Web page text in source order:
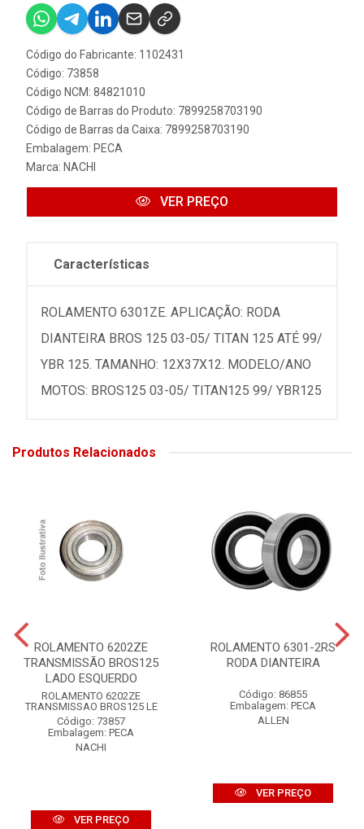
Código do Fabricante: 1102431
Código: 73858
Código NCM: 84821010
Código de Barras do Produto: 7899258703190
Código de Barras da Caixa: 7899258703190
Embalagem: PECA
Marca: NACHI
VER PREÇO
Características
ROLAMENTO 6301ZE. APLICAÇÃO: RODA
DIANTEIRA BROS 125 03-05/ TITAN 125 ATÉ 99/
YBR 125. TAMANHO: 12X37X12. MODELO/ANO
MOTOS: BROS125 03-05/ TITAN125 99/ YBR125
Produtos Relacionados
ROLAMENTO 6202ZE
TRANSMISSÃO BROS125
LADO ESQUERDO
ROLAMENTO 6202ZE
TRANSMISSAO BROS125 LE
Código: 73857
Embalagem: PECA
NACHI
VER PREÇO
ROLAMENTO 6301-2RS
RODA DIANTEIRA
Código: 86855
Embalagem: PECA
ALLEN
VER PREÇO